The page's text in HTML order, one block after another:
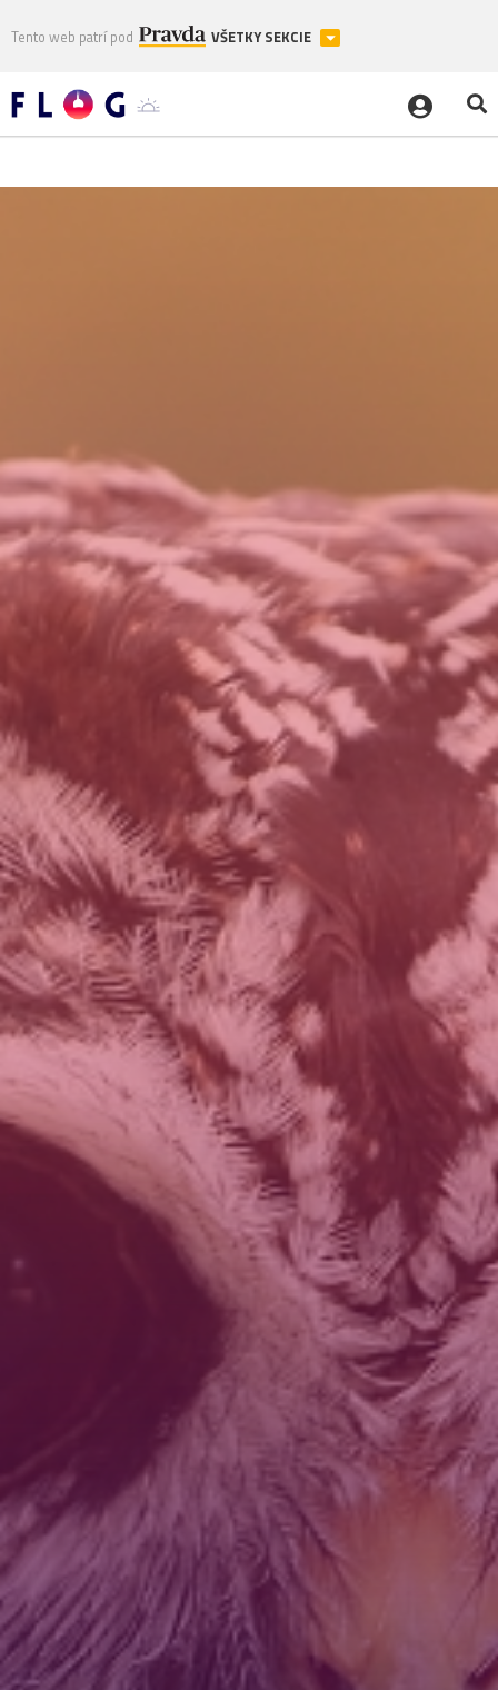
Tento web patrí pod VŠETKY SEKCIE